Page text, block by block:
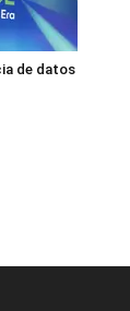
de datos